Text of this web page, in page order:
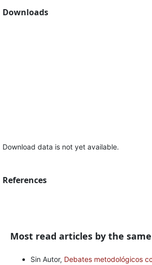
Downloads
Download data is not yet available.
References
Most read articles by the
Sin Autor, Debates metodológicos